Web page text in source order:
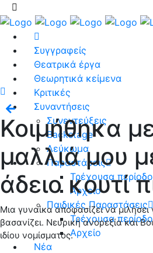
Συγγραφείς
Θεατρικά έργα
Θεωρητικά κείμενα
Κριτικές
Συναντήσεις
Συνεντεύξεις
Backstage
Λεύκωμα
Παραστάσεις
Τρέχουσα
Αρχείο
Παιδικές Παραστάσεις
Τρέχουσα
Αρχείο
Νέα
Κοιμήθηκα
μαλλιά μου
άδειο κουτί
Μια γυναίκα αποφασίζει να
βασανίζει. Νευρική ανορεξία και
ιδίου νομίσματος.